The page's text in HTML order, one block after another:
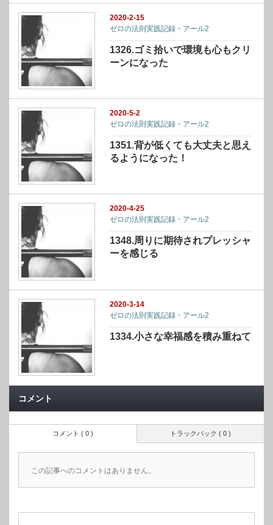
2020-2-15
ゼロの法則実践記録・アール2
1326.ゴミ拾いで環境も心もクリ
ーンになった
2020-5-2
ゼロの法則実践記録・アール2
1351.背が低くても大丈夫と思え
るようになった！
2020-4-25
ゼロの法則実践記録・アール2
1348.周りに期待されプレッシャ
ーを感じる
2020-3-14
ゼロの法則実践記録・アール2
1334.小さな幸福感を積み重ねて
コメント
トラックバック ( 0 )
コメント ( 0 )
この記事へのコメントはありません。